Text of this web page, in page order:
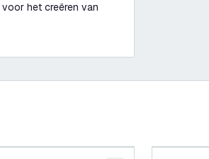
het creëren van